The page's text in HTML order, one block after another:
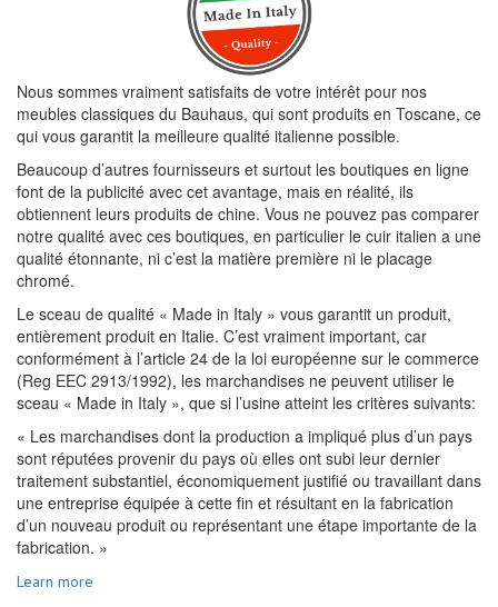
Nous sommes vraiment satisfaits de votre intérêt pour nos
meubles classiques du Bauhaus, qui sont produits en Toscane, ce
qui vous garantit la meilleure qualité italienne possible.
Beaucoup d’autres fournisseurs et surtout les boutiques en ligne
font de la publicité avec cet avantage, mais en réalité, ils
obtiennent leurs produits de chine. Vous ne pouvez pas comparer
notre qualité avec ces boutiques, en particulier le cuir italien a une
qualité étonnante, ni c’est la matière première ni le placage
chromé.
Le sceau de qualité « Made in Italy » vous garantit un produit,
entièrement produit en Italie. C’est vraiment important, car
conformément à l’article 24 de la loi européenne sur le commerce
(Reg EEC 2913/1992), les marchandises ne peuvent utiliser le
sceau « Made in Italy », que si l’usine atteint les critères suivants:
« Les marchandises dont la production a impliqué plus d’un pays
sont réputées provenir du pays où elles ont subi leur dernier
traitement substantiel, économiquement justifié ou travaillant dans
une entreprise équipée à cette fin et résultant en la fabrication
d’un nouveau produit ou représentant une étape importante de la
fabrication. »
Learn more